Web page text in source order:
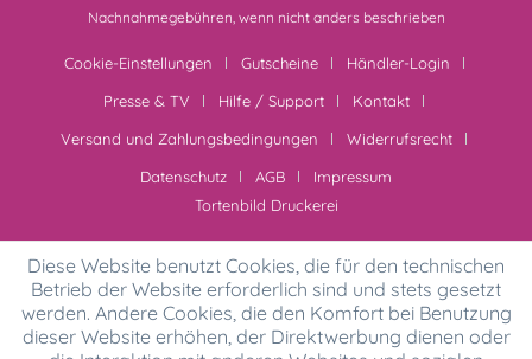
Nachnahmegebühren, wenn nicht anders beschrieben
Cookie-Einstellungen Gutscheine
Händler-Login
Presse & TV
Hilfe / Support
Kontakt
Versand und Zahlungsbedingungen
Widerrufsrecht
Datenschutz
AGB
Impressum
Tortenbild Druckerei
Diese Website benutzt Cookies, die für den technischen
Betrieb der Website erforderlich sind und stets gesetzt
werden. Andere Cookies, die den Komfort bei Benutzung
dieser Website erhöhen, der Direktwerbung dienen oder